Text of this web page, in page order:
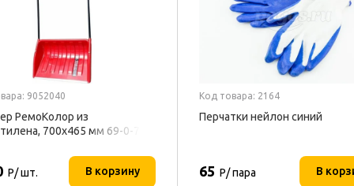
9052040
РемоКолор из
700x465 мм 69-0-700
Р/ шт. В корзину
Код товара: 2164
Перчатки нейлон синий
65 Р/ пара В